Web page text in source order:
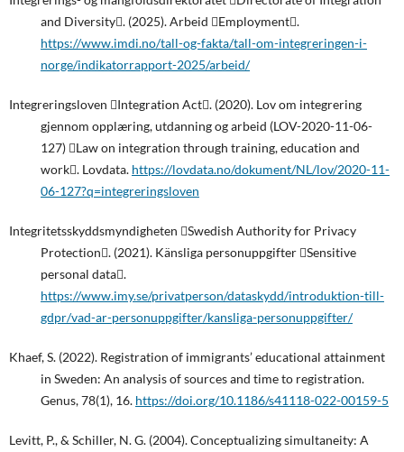
and Diversity. (2025). Arbeid Employment.
https://www.imdi.no/tall-og-fakta/tall-om-integreringen-i-
norge/indikatorrapport-2025/arbeid/
Integreringsloven Integration Act. (2020). Lov om integrering
gjennom opplæring, utdanning og arbeid (LOV-2020-11-06-
127) Law on integration through training, education and
work. Lovdata. https://lovdata.no/dokument/NL/lov/2020-11-
06-127?q=integreringsloven
Integritetsskyddsmyndigheten Swedish Authority for Privacy
Protection. (2021). Känsliga personuppgifter Sensitive
personal data.
https://www.imy.se/privatperson/dataskydd/introduktion-till-
gdpr/vad-ar-personuppgifter/kansliga-personuppgifter/
Khaef, S. (2022). Registration of immigrants’ educational attainment
in Sweden: An analysis of sources and time to registration.
Genus, 78(1), 16. https://doi.org/10.1186/s41118-022-00159-5
Levitt, P., & Schiller, N. G. (2004). Conceptualizing simultaneity: A